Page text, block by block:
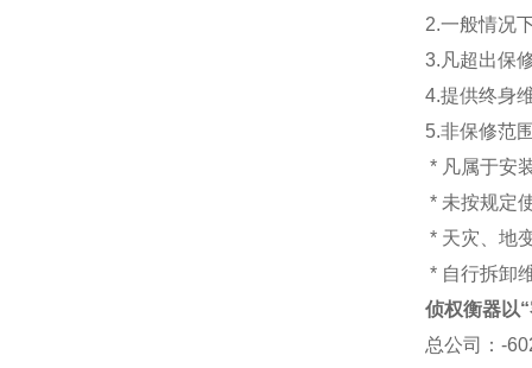
2.一般情况
3.凡超出保
4.提供终身
5.非保修范
* 凡属于安
* 未按规定
* 天灾、地
* 自行拆卸
侦权衡器以
总公司
：-